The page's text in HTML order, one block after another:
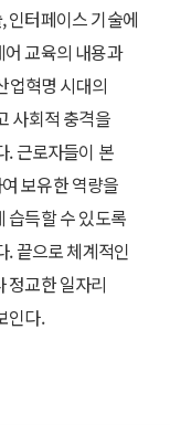
인터페이스 기술에
교육의 내용과
업혁명 시대의
사회적 충격을
. 근로자들이 본
보유한 역량을
습득할 수 있도록
. 끝으로 체계적인
정교한 일자리
인다.